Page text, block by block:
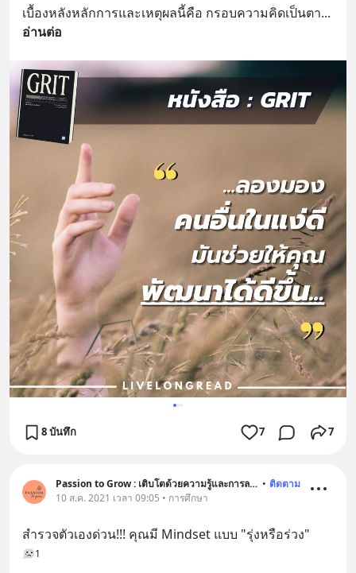
เบื้องหลังหลักการและเหตุผลนี้คือ กรอบความคิดเป็นตา
อ่านต่อ
8 บันทึก 7 7
Passion to Grow : เติบโตด้วยความรู้และการลงมือทำ • ติดตาม
10 ส.ค. 2021 เวลา 09:05 • การศึกษา
สำรวจตัวเองด่วน!!! คุณมี Mindset แบบ "รุ่งหรือร่วง"
1